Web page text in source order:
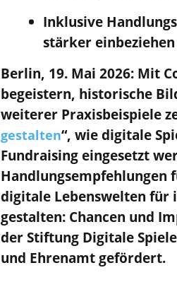
Inklusive
stärker
Berlin, 19. Mai 2026: Mit
begeistern, historische
weiterer Praxisbeispiele
gestalten“, wie digitale
Fundraising eingesetzt
Handlungsempfehlungen
digitale Lebenswelten für
gestalten: Chancen und
der Stiftung Digitale
und Ehrenamt gefördert.